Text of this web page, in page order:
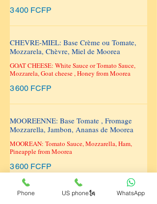
3 400 FCFP
CHEVRE-MIEL: Base Crème ou Tomate,
Mozzarela, Chèvre, Miel de Moorea
GOAT CHEESE: White Sauce or Tomato Sauce,
Mozzarela, Goat cheese , Honey from Moorea
3 600 FCFP
MOOREENNE: Base Tomate , Fromage
Mozzarella, Jambon, Ananas de Moorea
MOOREAN: Tomato Sauce, Mozzarella, Ham,
Pineapple from Moorea
3 600 FCFP
SPICY LOVER PEPPERONI: Base Tomate,
Phone US phone🗽 WhatsApp